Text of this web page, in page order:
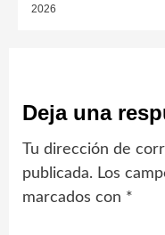
2026
Deja una
Tu dirección de
publicada. Los
marcados con *